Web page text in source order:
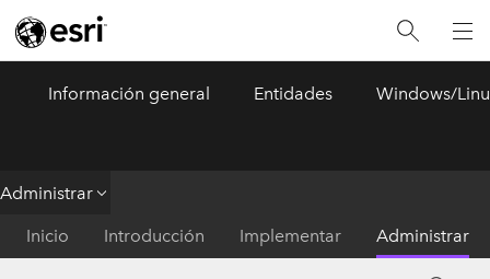
Información general Entidades Windows/
Administrar
Inicio Introducción Implementar Administrar